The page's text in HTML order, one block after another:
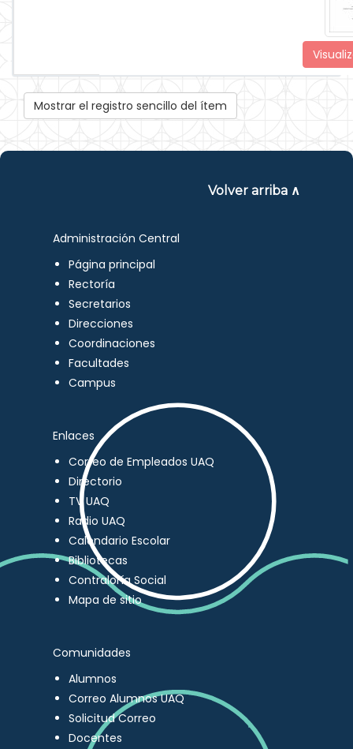
Mostrar el registro sencillo del ítem
Volver arriba ∧
Administración Central
Página principal
Rectoría
Secretarios
Direcciones
Coordinaciones
Facultades
Campus
Enlaces
Correo de Empleados UAQ
Directorio
TV UAQ
Radio UAQ
Calendario Escolar
Bibliotecas
Contraloría Social
Mapa de sitio
Comunidades
Alumnos
Correo Alumnos UAQ
Solicitud Correo
Docentes